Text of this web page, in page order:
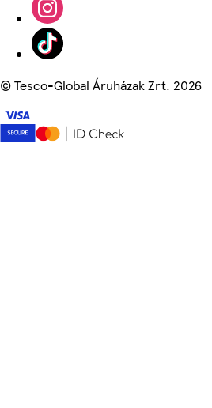
©Tesco-Global Áruházak Zrt. 2026